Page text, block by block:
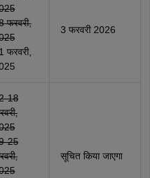
फरवरी,
फरवरी,
3 फरवरी 2026
18
25
सूचित किया जाएगा